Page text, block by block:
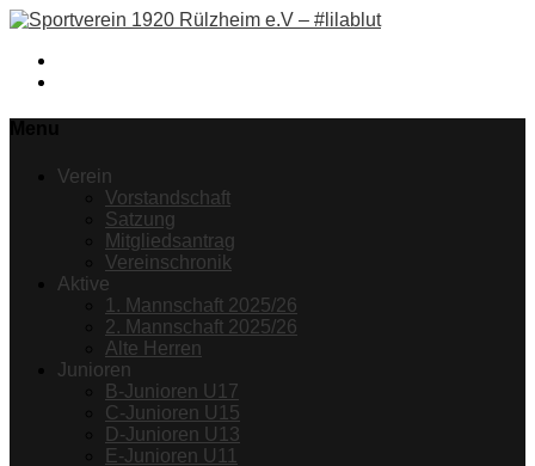
Verein
Vorstandschaft
Satzung
Mitgliedsantrag
Vereinschronik
Aktive
1. Mannschaft 2025/26
2. Mannschaft 2025/26
Alte Herren
Junioren
B-Junioren U17
C-Junioren U15
D-Junioren U13
E-Junioren U11